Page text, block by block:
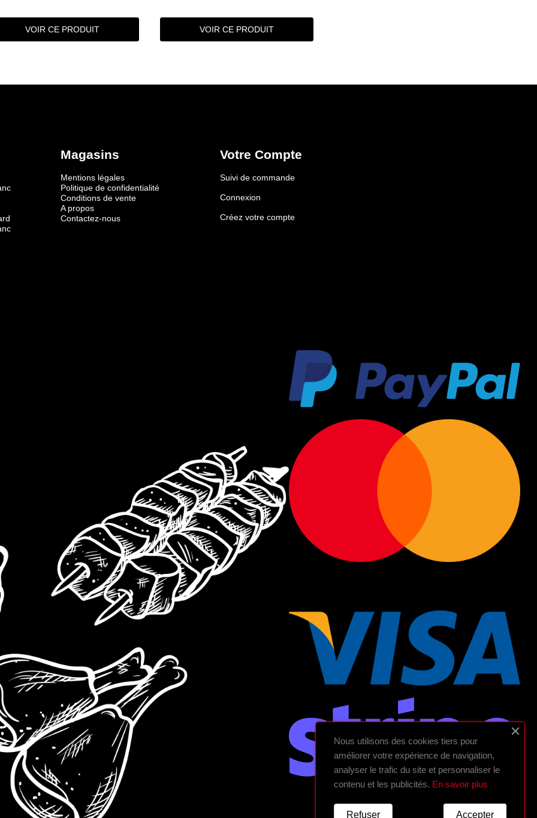
VOIR CE PRODUIT VOIR CE PRODUIT
Magasins
Mentions légales
Politique de confidentialité
Conditions de vente
A propos
Contactez-nous
Votre Compte
Suivi de commande
Connexion
Créez votre compte
Nous utilisons des cookies tiers pour
améliorer votre expérience de navigation,
analyser le trafic du site et personnaliser le
contenu et les publicités. En savoir plus
Accepter
Refuser